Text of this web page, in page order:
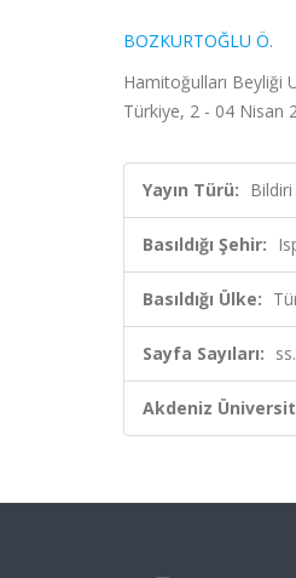
BOZKURTOĞLU Ö.
Hamitoğulları Beyliği
Türkiye, 2 - 04 Nisan
Yayın Türü:
Basıldığı Şehir:
Basıldığı Ülke:
Sayfa Sayıları:
Akdeniz